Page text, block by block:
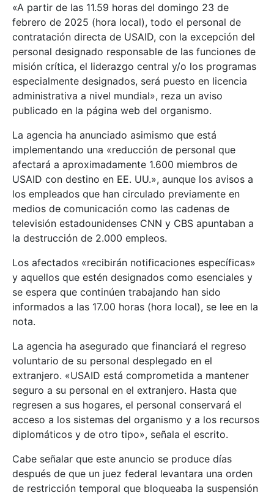
«A partir de las 11.59 horas del domingo 23 de
febrero de 2025 (hora local), todo el personal de
contratación directa de USAID, con la excepción del
personal designado responsable de las funciones de
misión crítica, el liderazgo central y/o los programas
especialmente designados, será puesto en licencia
administrativa a nivel mundial», reza un aviso
publicado en la página web del organismo.
La agencia ha anunciado asimismo que está
implementando una «reducción de personal que
afectará a aproximadamente 1.600 miembros de
USAID con destino en EE. UU.», aunque los avisos a
los empleados que han circulado previamente en
medios de comunicación como las cadenas de
televisión estadounidenses CNN y CBS apuntaban a
la destrucción de 2.000 empleos.
Los afectados «recibirán notificaciones específicas»
y aquellos que estén designados como esenciales y
se espera que continúen trabajando han sido
informados a las 17.00 horas (hora local), se lee en la
nota.
La agencia ha asegurado que financiará el regreso
voluntario de su personal desplegado en el
extranjero. «USAID está comprometida a mantener
seguro a su personal en el extranjero. Hasta que
regresen a sus hogares, el personal conservará el
acceso a los sistemas del organismo y a los recursos
diplomáticos y de otro tipo», señala el escrito.
Cabe señalar que este anuncio se produce días
después de que un juez federal levantara una orden
de restricción temporal que bloqueaba la suspensión